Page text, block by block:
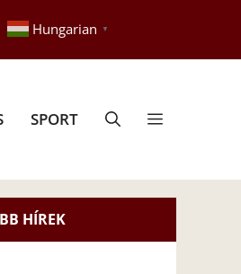
Hungarian ▼
SPORT
HÍREK